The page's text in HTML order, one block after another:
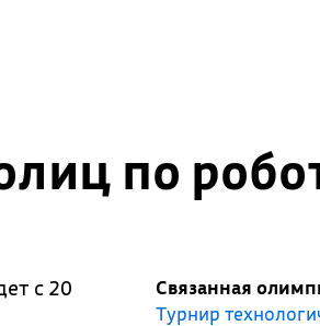
по
с 20
Связанная
Турнир